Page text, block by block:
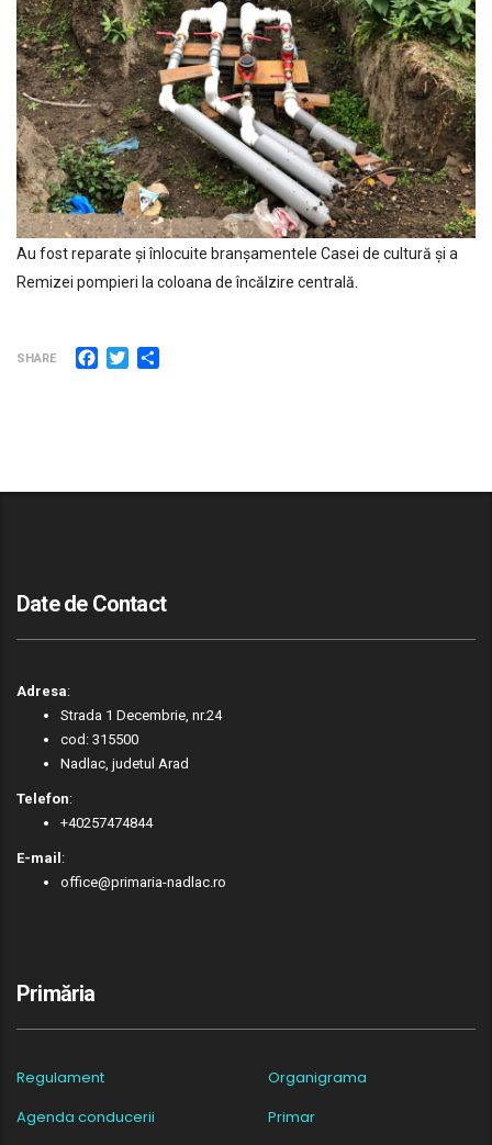
Au fost reparate și înlocuite branșamentele Casei de cultură și a
Remizei pompieri la coloana de încălzire centrală.
SHARE Facebook
Twitter
Date de Contact
Adresa:
Strada 1 Decembrie, nr.24
cod: 315500
Nadlac, judetul Arad
Telefon:
+40257474844
E-mail :
office@primaria-nadlac.ro
Primăria
Regulament
Organigrama
Agenda conducerii
Primar